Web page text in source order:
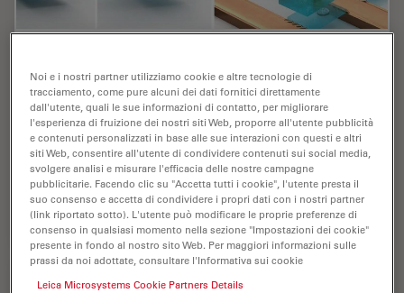
Method to Serial Lift-Out
Cryo-ET sample preparation becomes more demanding
when specimens are thicker, larger, or more complex.
This webinar brings together four perspectives on how
high-pressure freezing can be connected…
Jul 08, 2026 Webinar: Sistema di congelamento ad alta pressione
Noi e i nostri partner utilizziamo cookie e altre tecnologie di
tracciamento, come pure alcuni dei dati fornitici direttamente
dall'utente, quali le sue informazioni di contatto, per migliorare
l'esperienza di fruizione dei nostri siti Web, proporre all'utente pubblicità
e contenuti personalizzati in base alle sue interazioni con questi e altri
siti Web, consentire all'utente di condividere contenuti sui social media,
svolgere analisi e misurare l'efficacia delle nostre campagne
pubblicitarie. Facendo clic su "Accetta tutti i cookie", l'utente presta il
suo consenso e accetta di condividere i propri dati con i nostri partner
(link riportato sotto). L'utente può modificare le proprie preferenze di
consenso in qualsiasi momento nella sezione "Impostazioni dei cookie"
presente in fondo al nostro sito Web. Per maggiori informazioni sulle
prassi da noi adottate, consultare l'Informativa sui cookie
Leica Microsystems Cookie Partners Details